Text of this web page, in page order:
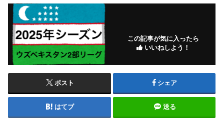
この記事が気に入ったら
いいねしよう！
ポスト シェア
はてブ 送る